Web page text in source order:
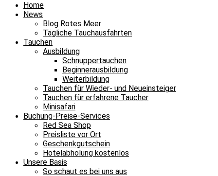
Home
News
Blog Rotes Meer
Tägliche Tauchausfahrten
Tauchen
Ausbildung
Schnuppertauchen
Beginnerausbildung
Weiterbildung
Tauchen für Wieder- und Neueinsteiger
Tauchen für erfahrene Taucher
Minisafari
Buchung-Preise-Services
Red Sea Shop
Preisliste vor Ort
Geschenkgutschein
Hotelabholung kostenlos
Unsere Basis
So schaut es bei uns aus